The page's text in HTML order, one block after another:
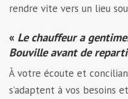
rendre vite vers un lieu
« Le chauffeur a
Bouville avant de
À votre écoute et
s’adaptent à vos besoins